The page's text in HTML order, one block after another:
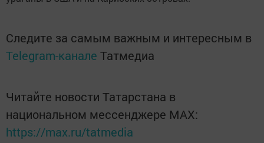
Следите за самым важным и интересным в
Telegram-канале Татмедиа
Читайте новости Татарстана в
национальном мессенджере MАХ:
https://max.ru/tatmedia